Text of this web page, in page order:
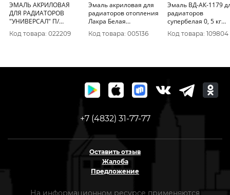
ЭМАЛЬ АКРИЛОВАЯ
ДЛЯ РАДИАТОРОВ
"УНИВЕРСАЛ" П/
ГЛЯНЦ. БЕЛАЯ 0, 4 Л
(1/18) ТЕКС
Код товара: 022209
Эмаль акриловая для
радиаторов отопления
Лакра Белая
глянцевая 0, 9кг Л-С
Код товара: 005136
Эмаль ВД-АК-1179
радиаторов
супербелая 0, 5 кг
"Профи" ВГТ/6
Код товара: 109804
+7 (4832) 31-77-77
Оставить отзыв
Жалоба
Предложение
На информационном ресурсе применяются